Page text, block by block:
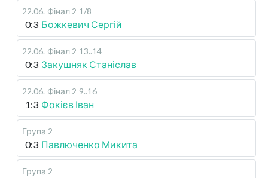
22.06. Фінал 2 1/8
0:3 Божкевич Сергій
22.06. Фінал 2 13..14
0:3 Закушняк Станіслав
22.06. Фінал 2 9..16
1:3 Фокієв Іван
Група 2
0:3 Павлюченко Микита
Група 2